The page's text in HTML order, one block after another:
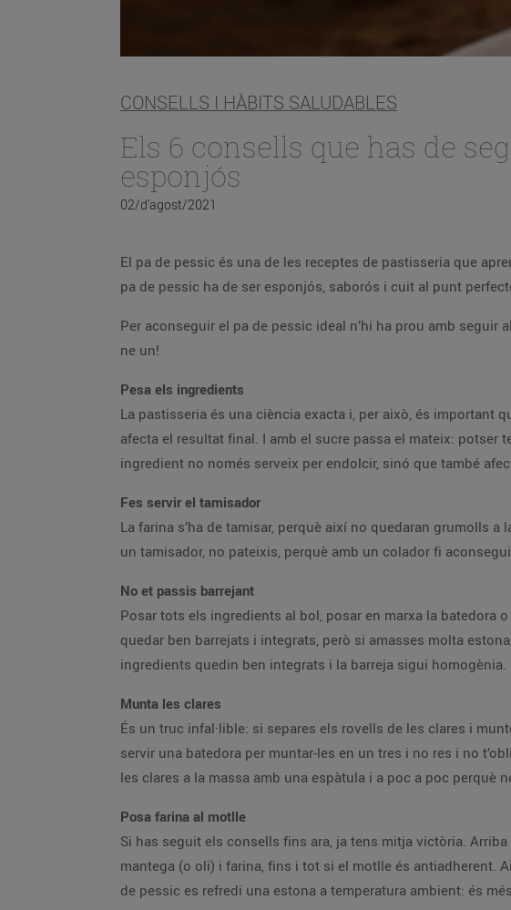
CONSELLS I HÀBITS SALUDABLES
Els 6 consells que has de
esponjós
02/d’agost/2021
El pa de pessic és una de les receptes de pastisseria que
pa de pessic ha de ser esponjós, saborós i cuit al punt
Per aconseguir el pa de pessic ideal n’hi ha prou amb seguir
ne un!
Pesa els ingredients
La pastisseria és una ciència exacta i, per això, és important
afecta el resultat final. I amb el sucre passa el mateix: potser
ingredient no només serveix per endolcir, sinó que també
Fes servir el tamisador
La farina s’ha de tamisar, perquè així no quedaran grumolls
un tamisador, no pateixis, perquè amb un colador fi
No et passis barrejant
Posar tots els ingredients al bol, posar en marxa la batedora
quedar ben barrejats i integrats, però si amasses molta
ingredients quedin ben integrats i la barreja sigui homogènia.
Munta les clares
És un truc infal·lible: si separes els rovells de les clares i
servir una batedora per muntar-les en un tres i no res i no
les clares a la massa amb una espàtula i a poc a poc perquè
Posa farina al motlle
Si has seguit els consells fins ara, ja tens mitja victòria.
mantega (o oli) i farina, fins i tot si el motlle és antiadherent.
de pessic es refredi una estona a temperatura ambient: és